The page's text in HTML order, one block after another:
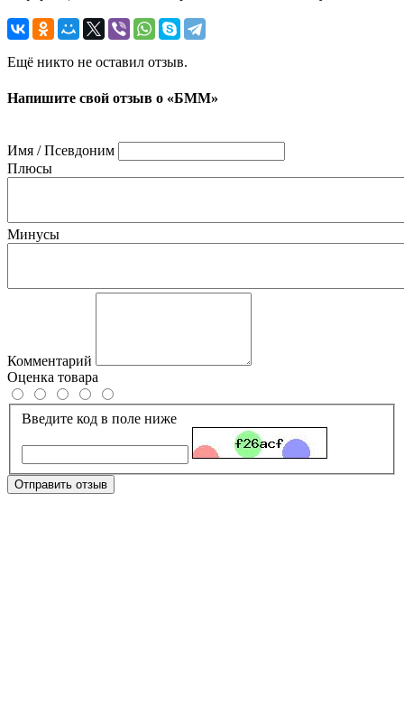
Ещё никто не оставил отзыв.
Напишите свой отзыв о «БММ»
Имя / Псевдоним
Плюсы
Минусы
Комментарий
Оценка товара
Введите код в поле ниже
Отправить отзыв